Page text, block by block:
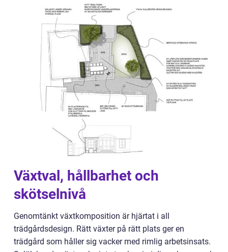
Växtval, hållbarhet och
skötselnivå
Genomtänkt växtkomposition är hjärtat i all
trädgårdsdesign. Rätt växter på rätt plats ger en
trädgård som håller sig vacker med rimlig arbetsinsats.